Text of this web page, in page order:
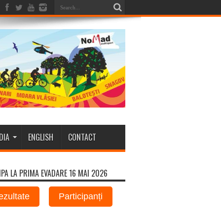
ENGLISH CONTACT
LA PRIMA EVADARE 16 MAI 2026
Participanți